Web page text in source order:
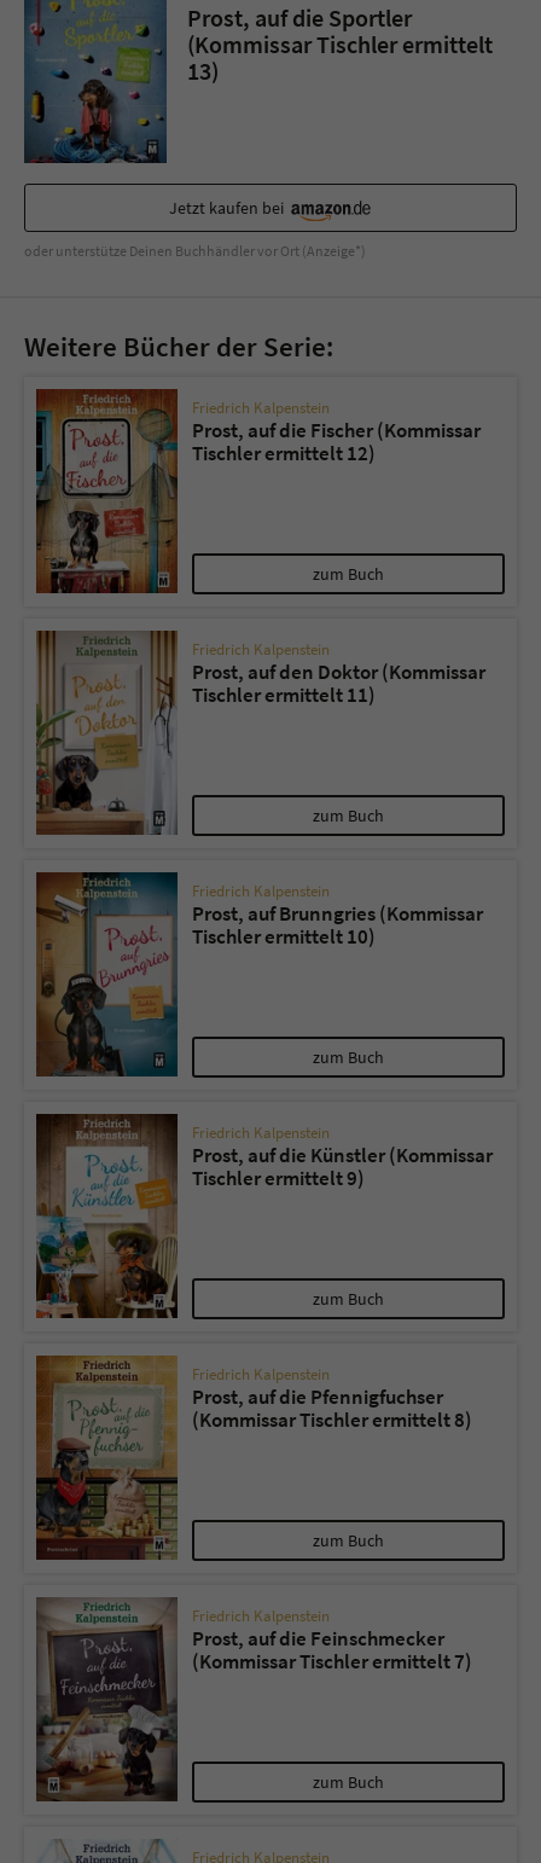
Prost, auf die Sportler
(Kommissar Tischler ermittelt
13)
Jetzt kaufen bei
oder unterstütze Deinen Buchhändler vor Ort (Anzeige*)
Weitere Bücher der Serie:
Friedrich Kalpenstein
Prost, auf die Fischer (Kommissar
Tischler ermittelt 12)
zum Buch
Friedrich Kalpenstein
Prost, auf den Doktor (Kommissar
Tischler ermittelt 11)
zum Buch
Friedrich Kalpenstein
Prost, auf Brunngries (Kommissar
Tischler ermittelt 10)
zum Buch
Friedrich Kalpenstein
Prost, auf die Künstler (Kommissar
Tischler ermittelt 9)
zum Buch
Friedrich Kalpenstein
Prost, auf die Pfennigfuchser
(Kommissar Tischler ermittelt 8)
zum Buch
Friedrich Kalpenstein
Prost, auf die Feinschmecker
(Kommissar Tischler ermittelt 7)
zum Buch
Friedrich Kalpenstein